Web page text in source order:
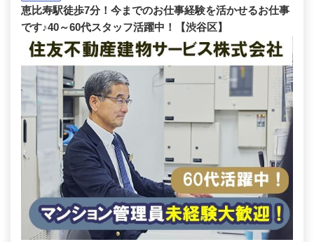
恵比寿駅徒歩7分！今までのお仕事経験を活かせるお仕事
です♪40～60代スタッフ活躍中！【渋谷区】